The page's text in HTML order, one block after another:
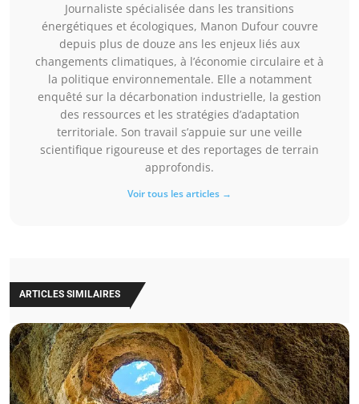
Journaliste spécialisée dans les transitions
énergétiques et écologiques, Manon Dufour couvre
depuis plus de douze ans les enjeux liés aux
changements climatiques, à l’économie circulaire et à
la politique environnementale. Elle a notamment
enquêté sur la décarbonation industrielle, la gestion
des ressources et les stratégies d’adaptation
territoriale. Son travail s’appuie sur une veille
scientifique rigoureuse et des reportages de terrain
approfondis.
Voir tous les articles →
ARTICLES SIMILAIRES